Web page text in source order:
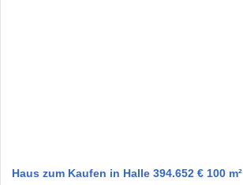
Haus zum Kaufen in Halle 394.652 € 100 m²